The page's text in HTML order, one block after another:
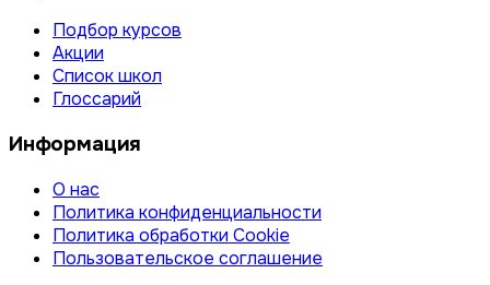
Подбор курсов
Акции
Список школ
Глоссарий
Информация
О нас
Политика конфиденциальности
Политика обработки Cookie
Пользовательское соглашение